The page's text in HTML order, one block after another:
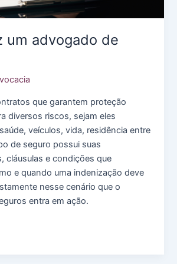
um advogado de
que garantem proteção
diversos riscos, sejam eles
veículos, vida, residência entre
de seguro possui suas
cláusulas e condições que
e quando uma indenização deve
nesse cenário que o
entra em ação.